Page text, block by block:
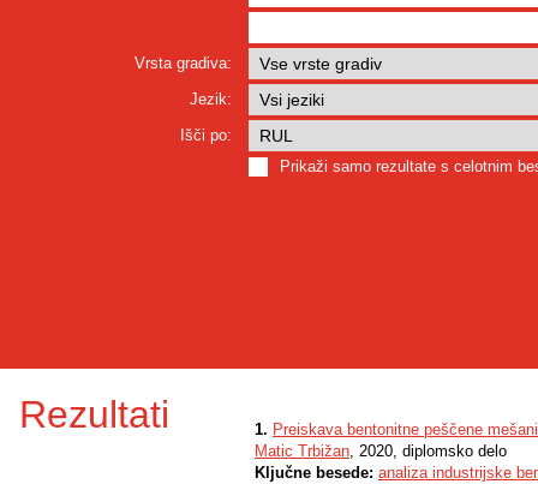
Vrsta gradiva:
Jezik:
Išči po:
Prikaži samo rezultate s celotnim
Rezultati 1. Preiskava bentonitne peščene
Matic Trbižan, 2020, diplomsko delo
Ključne besede: analiza industrijske